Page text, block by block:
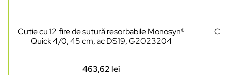
Cutie cu 12 fire de sutură resorbabile Monosyn®
Quick 4/0, 45 cm, ac DS19, G2023204
463,62 lei